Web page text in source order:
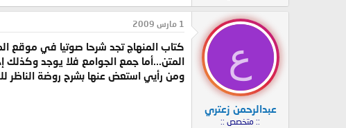
ع
عبدالرحمن زعتري
:: متخصص ::
1 مارس 2009
كتاب المنهاج تجد شرحا صوتيا في موقع
المتن...أما جمع الجوامع فلا يوجد وكذلك
ومن رأيي استعض عنها بشرح روضة الناظر